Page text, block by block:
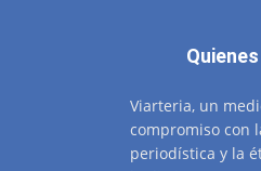
Viarteria, un
compromiso con
periodística y la